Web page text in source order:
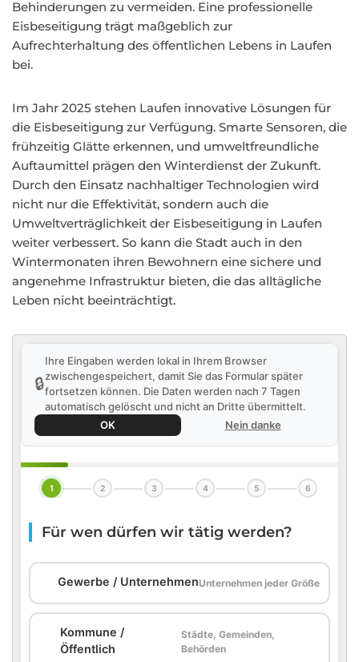
Behinderungen zu vermeiden. Eine professionelle
Eisbeseitigung trägt maßgeblich zur
Aufrechterhaltung des öffentlichen Lebens in Laufen
bei.
Im Jahr 2025 stehen Laufen innovative Lösungen für
die Eisbeseitigung zur Verfügung. Smarte Sensoren, die
frühzeitig Glätte erkennen, und umweltfreundliche
Auftaumittel prägen den Winterdienst der Zukunft.
Durch den Einsatz nachhaltiger Technologien wird
nicht nur die Effektivität, sondern auch die
Umweltverträglichkeit der Eisbeseitigung in Laufen
weiter verbessert. So kann die Stadt auch in den
Wintermonaten ihren Bewohnern eine sichere und
angenehme Infrastruktur bieten, die das alltägliche
Leben nicht beeinträchtigt.
🔒
Ihre Eingaben werden lokal in Ihrem Browser
zwischengespeichert, damit Sie das Formular später
fortsetzen können. Die Daten werden nach 7 Tagen
automatisch gelöscht und nicht an Dritte übermittelt.
OK
Nein danke
1 2 3 4 5 6
Für wen dürfen wir tätig werden?
Gewerbe / UnternehmenUnternehmen jeder Größe
Kommune /
Öffentlich
Städte, Gemeinden,
Behörden